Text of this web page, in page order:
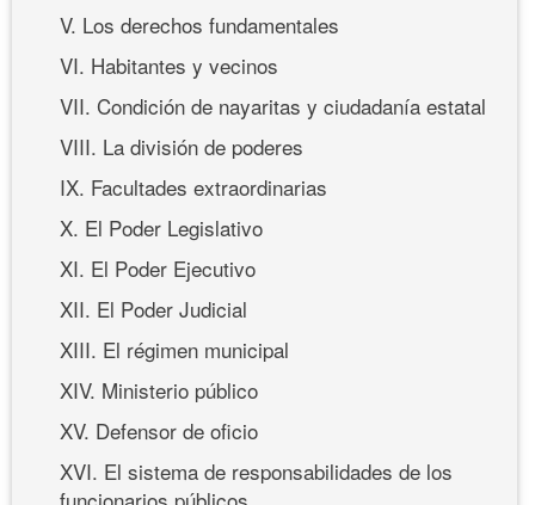
V. Los derechos fundamentales
VI. Habitantes y vecinos
VII. Condición de nayaritas y ciudadanía estatal
VIII. La división de poderes
IX. Facultades extraordinarias
X. El Poder Legislativo
XI. El Poder Ejecutivo
XII. El Poder Judicial
XIII. El régimen municipal
XIV. Ministerio público
XV. Defensor de oficio
XVI. El sistema de responsabilidades de los
funcionarios públicos